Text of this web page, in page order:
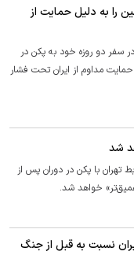
را به دلیل حمایت از
سفر دو روزه خود به پکن در
مداوم از ایران تحت فشار
شد
تهران با پکن در دوران پس از
خواهد شد.
نسبت به قبل از جنگ